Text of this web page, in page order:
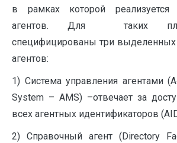
в рамках которой реализуется
агентов. Для таких
специфицированы три
агентов:
1) Система управления агентами
System – AMS) –отвечает за
всех агентных идентификаторов
2) Справочный агент (Directory